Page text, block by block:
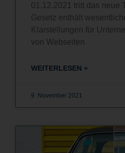
01.12.2021 tritt das neue
Gesetz enthält
Klarstellungen für
von Webseiten
WEITERLESEN »
9. November 2021